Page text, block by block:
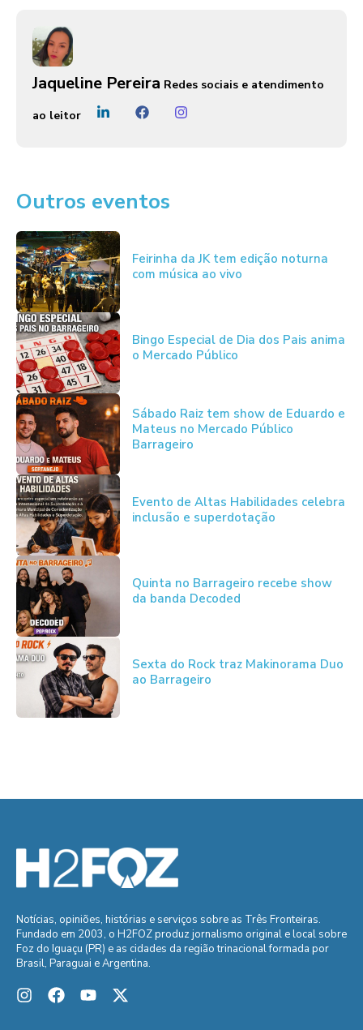
Jaqueline Pereira Redes sociais e atendimento
ao leitor
Outros eventos
Feirinha da JK tem edição noturna
com música ao vivo
Bingo Especial de Dia dos Pais anima
o Mercado Público
Sábado Raiz tem show de Eduardo e
Mateus no Mercado Público
Barrageiro
Evento de Altas Habilidades celebra
inclusão e superdotação
Quinta no Barrageiro recebe show
da banda Decoded
Sexta do Rock traz Makinorama Duo
ao Barrageiro
Notícias, opiniões, histórias e serviços sobre as Três Fronteiras.
Fundado em 2003, o H2FOZ produz jornalismo original e local sobre
Foz do Iguaçu (PR) e as cidades da região trinacional formada por
Brasil, Paraguai e Argentina.